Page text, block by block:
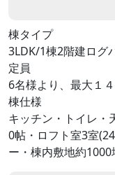
棟タイプ
3LDK/1棟2階建ログ
定員
6名様より、最大１
棟仕様
キッチン・トイレ・
0帖・ロフト室3室
ー・棟内敷地約1000